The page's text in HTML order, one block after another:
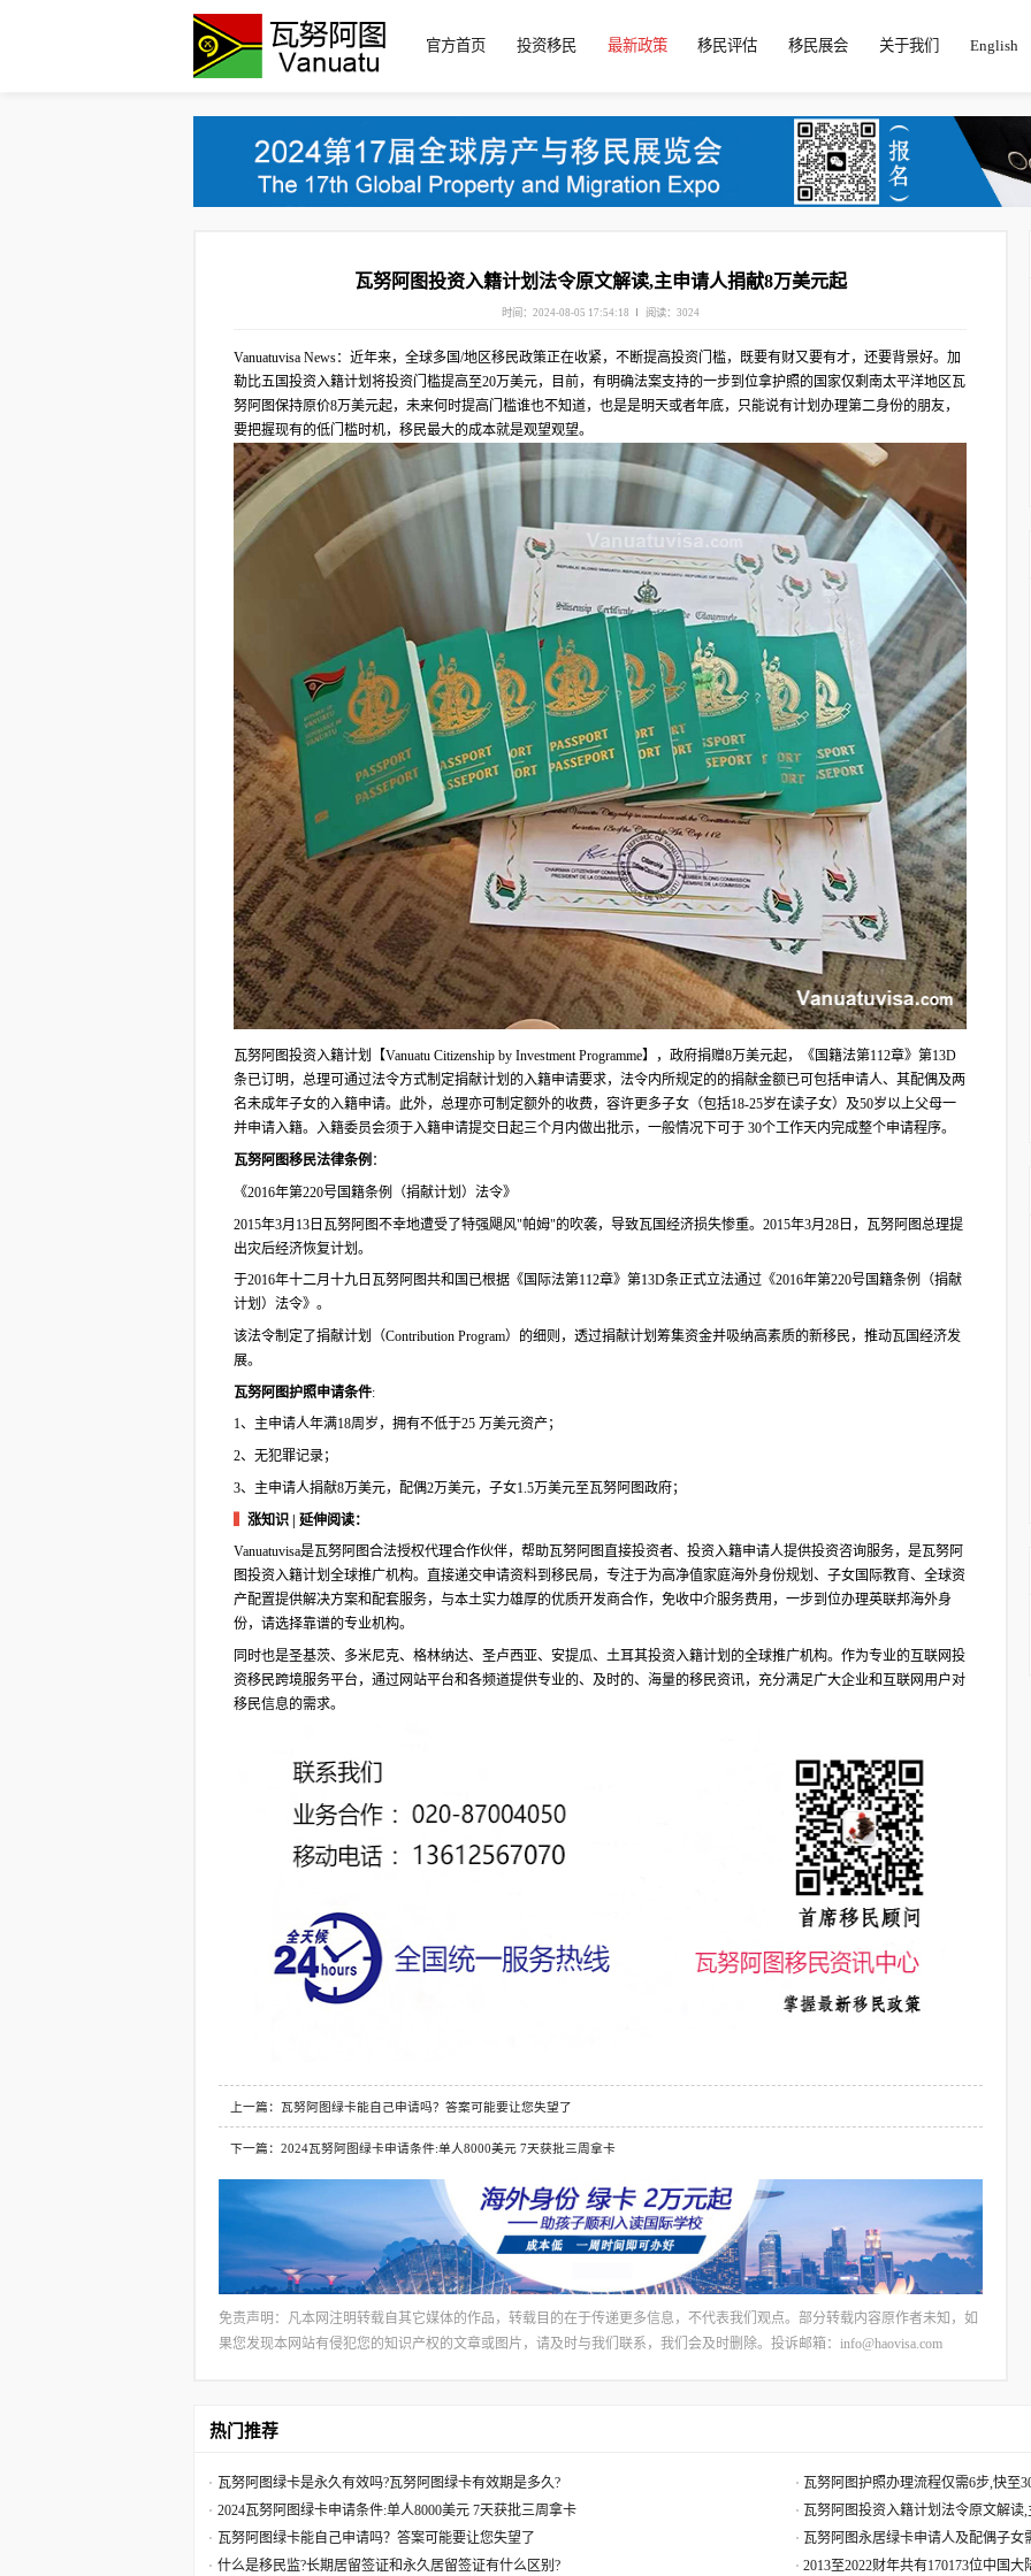
官方首页 投资移民 最新政策 移民评估 移民展会 关于我们 English
瓦努阿图投资入籍计划法令原文解读,主申请人捐献8万美元起
时间：2024-08-05 17:54:18 阅读：3024
Vanuatuvisa News：近年来，全球多国/地区移民政策正在收紧，不断提高投资门槛，既要有财又要有才，还要背景好。加
勒比五国投资入籍计划将投资门槛提高至20万美元，目前，有明确法案支持的一步到位拿护照的国家仅剩南太平洋地区瓦
努阿图保持原价8万美元起，未来何时提高门槛谁也不知道，也是是明天或者年底，只能说有计划办理第二身份的朋友，
要把握现有的低门槛时机，移民最大的成本就是观望观望。
瓦努阿图投资入籍计划【Vanuatu Citizenship by Investment Programme】，政府捐赠8万美元起，《国籍法第112章》第13D
条已订明，总理可通过法令方式制定捐献计划的入籍申请要求，法令内所规定的的捐献金额已可包括申请人、其配偶及两
名未成年子女的入籍申请。此外，总理亦可制定额外的收费，容许更多子女（包括18-25岁在读子女）及50岁以上父母一
并申请入籍。入籍委员会须于入籍申请提交日起三个月内做出批示，一般情况下可于 30个工作天内完成整个申请程序。
瓦努阿图移民法律条例 ：
《2016年第220号国籍条例（捐献计划）法令》
2015年3月13日瓦努阿图不幸地遭受了特强飓风"帕姆"的吹袭，导致瓦国经济损失惨重。2015年3月28日，瓦努阿图总理提
出灾后经济恢复计划。
于2016年十二月十九日瓦努阿图共和国已根据《国际法第112章》第13D条正式立法通过《2016年第220号国籍条例（捐献
计划）法令》。
该法令制定了捐献计划（Contribution Program）的细则，透过捐献计划筹集资金并吸纳高素质的新移民，推动瓦国经济发
展。
瓦努阿图护照申请条件:
1、主申请人年满18周岁，拥有不低于25 万美元资产；
2、无犯罪记录；
3、主申请人捐献8万美元，配偶2万美元，子女1.5万美元至瓦努阿图政府；
▍涨知识 | 延伸阅读：
Vanuatuvisa是瓦努阿图合法授权代理合作伙伴，帮助瓦努阿图直接投资者、投资入籍申请人提供投资咨询服务，是瓦努阿
图投资入籍计划全球推广机构。直接递交申请资料到移民局，专注于为高净值家庭海外身份规划、子女国际教育、全球资
产配置提供解决方案和配套服务，与本土实力雄厚的优质开发商合作，免收中介服务费用，一步到位办理英联邦海外身
份，请选择靠谱的专业机构。
同时也是圣基茨、多米尼克、格林纳达、圣卢西亚、安提瓜、土耳其投资入籍计划的全球推广机构。作为专业的互联网投
资移民跨境服务平台，通过网站平台和各频道提供专业的、及时的、海量的移民资讯，充分满足广大企业和互联网用户对
移民信息的需求。
上一篇：瓦努阿图绿卡能自己申请吗？答案可能要让您失望了
下一篇：2024瓦努阿图绿卡申请条件:单人8000美元 7天获批三周拿卡
免责声明：凡本网注明转载自其它媒体的作品，转载目的在于传递更多信息，不代表我们观点。部分转载内容原作者未知，如
果您发现本网站有侵犯您的知识产权的文章或图片，请及时与我们联系，我们会及时删除。投诉邮箱：info@haovisa.com
热门推荐
瓦努阿图绿卡是永久有效吗?瓦努阿图绿卡有效期是多久?
瓦努阿图护照办理流程仅需6步,快至
2024瓦努阿图绿卡申请条件:单人8000美元 7天获批三周拿卡
瓦努阿图投资入籍计划法令原文解读
瓦努阿图绿卡能自己申请吗？答案可能要让您失望了
瓦努阿图永居绿卡申请人及配偶子女
什么是移民监?长期居留签证和永久居留签证有什么区别?
2013至2022财年共有170173位中国